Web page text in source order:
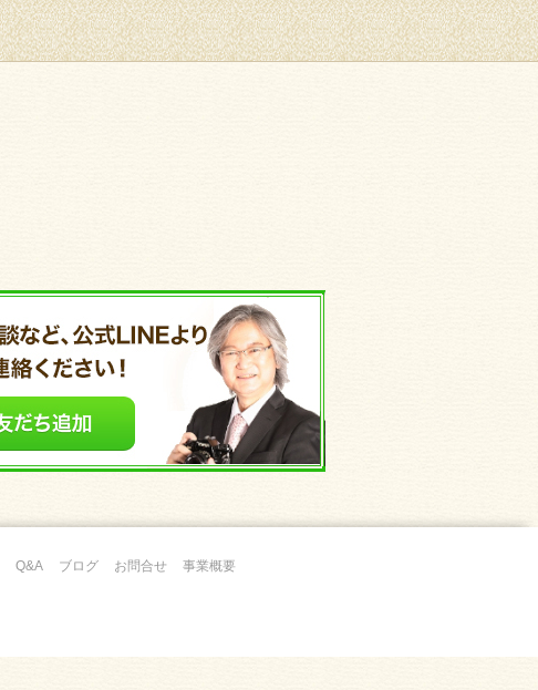
Q&A ブログ お問合せ 事業概要